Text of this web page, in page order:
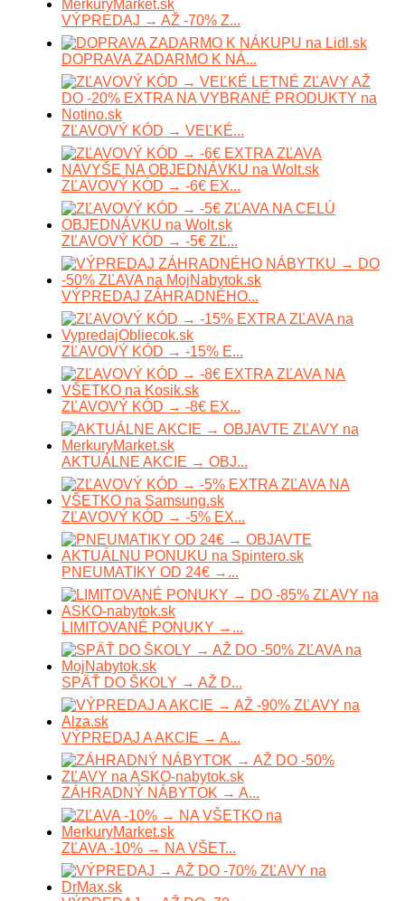
VÝPREDAJ → AŽ -70% Z...
DOPRAVA ZADARMO K NÁ...
ZĽAVOVÝ KÓD → VEĽKÉ...
ZĽAVOVÝ KÓD → -6€ EX...
ZĽAVOVÝ KÓD → -5€ ZĽ...
VÝPREDAJ ZÁHRADNÉHO...
ZĽAVOVÝ KÓD → -15% E...
ZĽAVOVÝ KÓD → -8€ EX...
AKTUÁLNE AKCIE → OBJ...
ZĽAVOVÝ KÓD → -5% EX...
PNEUMATIKY OD 24€ →...
LIMITOVANÉ PONUKY →...
SPÄŤ DO ŠKOLY → AŽ D...
VÝPREDAJ A AKCIE → A...
ZÁHRADNÝ NÁBYTOK → A...
ZĽAVA -10% → NA VŠET...